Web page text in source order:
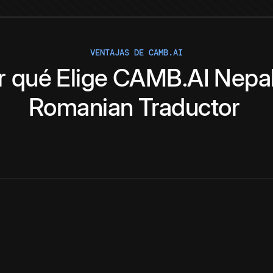
VENTAJAS DE CAMB.AI
qué Elige CAMB.AI
Romanian Traductor